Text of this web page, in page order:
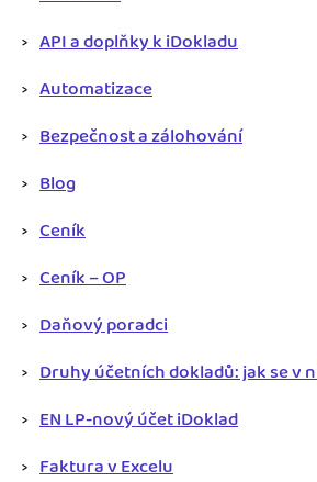
Jak se vyznat ve fakturaci
Blog
API a doplňky k iDokladu
Automatizace
Bezpečnost a zálohování
Blog
Ceník
Ceník – OP
Daňový poradci
Druhy účetních dokladů: jak se v
EN LP-nový účet iDoklad
Faktura v Excelu